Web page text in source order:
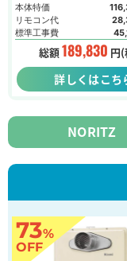
本体特価
リモコン代
標準工事費
総額189,830 円
詳しくはこち
NORITZ
73%
OFF